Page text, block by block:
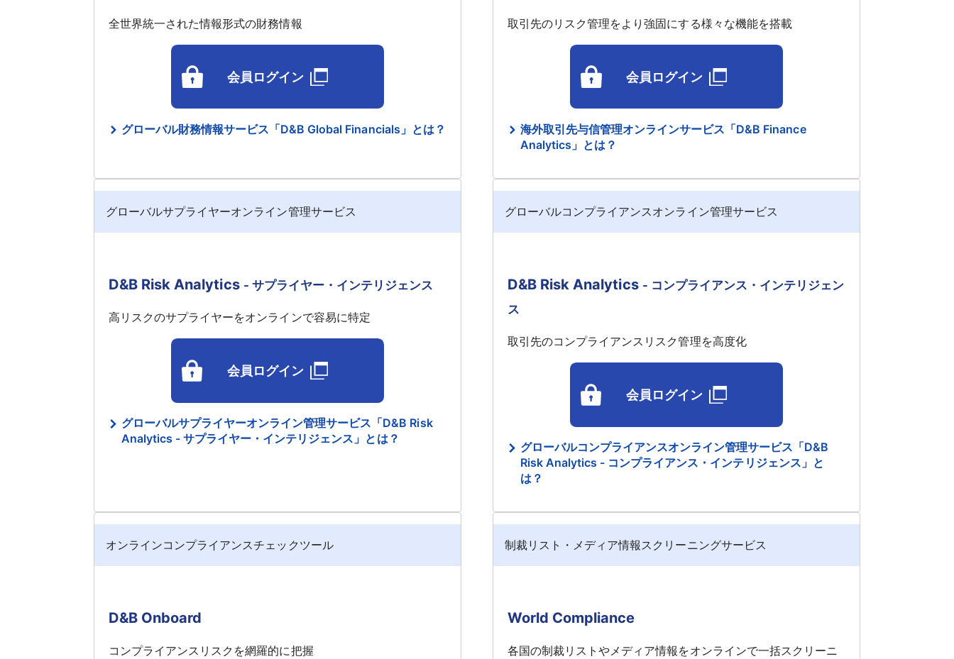
全世界統一された情報形式の財務情報
会員ログイン
グローバル財務情報サービス「D&B Global Financials」とは？
取引先のリスク管理をより強固にする様々な機能を搭載
会員ログイン
海外取引先与信管理オンラインサービス「D&B Finance
Analytics」とは？
グローバルサプライヤーオンライン管理サービス
D&B Risk Analytics - サプライヤー・インテリジェンス
高リスクのサプライヤーをオンラインで容易に特定
会員ログイン
グローバルサプライヤーオンライン管理サービス「D&B Risk
Analytics - サプライヤー・インテリジェンス」とは？
グローバルコンプライアンスオンライン管理サービス
D&B Risk Analytics - コンプライアンス・インテリジェン
ス
取引先のコンプライアンスリスク管理を高度化
会員ログイン
グローバルコンプライアンスオンライン管理サービス「D&B
Risk Analytics - コンプライアンス・インテリジェンス」と
は？
オンラインコンプライアンスチェックツール
D&B Onboard
コンプライアンスリスクを網羅的に把握
制裁リスト・メディア情報スクリーニングサービス
World Compliance
各国の制裁リストやメディア情報をオンラインで一括スクリーニ